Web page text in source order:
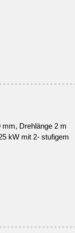
Drehlänge 2 m
kW mit 2- stufigem